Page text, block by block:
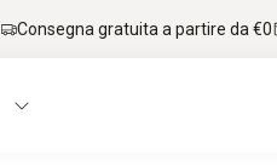
Consegna gratuita a partire da €0